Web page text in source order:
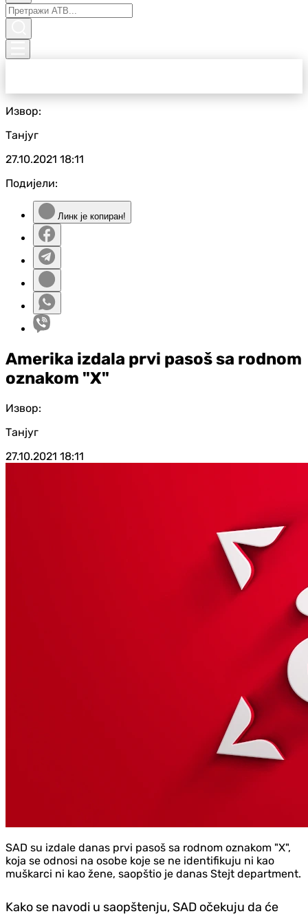
Извор:
Танјуг
27.10.2021 18:11
Подијели:
Линк је копиран!
Amerika izdala prvi pasoš sa rodnom
oznakom "X"
Извор:
Танјуг
27.10.2021 18:11
SAD su izdale danas prvi pasoš sa rodnom oznakom "X",
koja se odnosi na osobe koje se ne identifikuju ni kao
muškarci ni kao žene, saopštio je danas Stejt department.
Kako se navodi u saopštenju, SAD očekuju da će